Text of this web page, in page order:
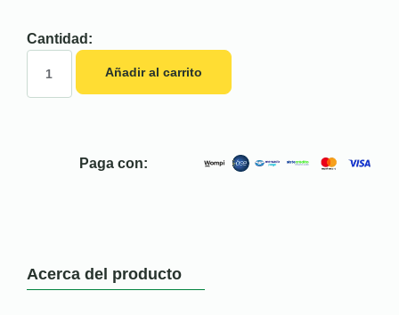
Cantidad:
Añadir al carrito
Paga con:
Acerca del producto